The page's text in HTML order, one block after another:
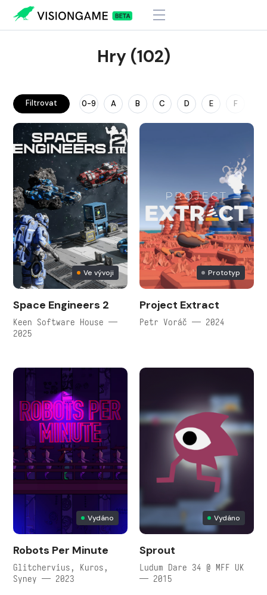
Hry (102)
Filtrovat 0-9 A B C D E F
Ve vývoji
Space Engineers 2
Keen Software House —
2025
Prototyp
Project Extract
Petr Voráč — 2024
Vydáno
Robots Per Minute
Glitchervius, Kuros,
Syney — 2023
Vydáno
Sprout
Ludum Dare 34 @ MFF UK
— 2015